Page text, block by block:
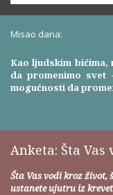
Misao dana:
Kao ljudskim bićima,
da promenimo
mogućnosti da
Anketa: Šta
Šta Vas vodi kroz život,
ustanete ujutru iz